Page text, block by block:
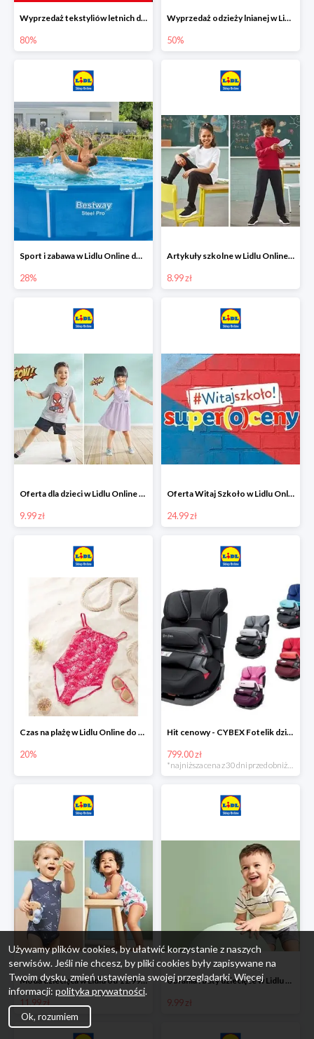
Wyprzedaż tekstyliów letnich dla dzieci w Lidlu Online do -80%
80%
Wyprzedaż odzieży lnianej w Lidlu Online do -50%
50%
Sport i zabawa w Lidlu Online do -28%
28%
Artykuły szkolne w Lidlu Online od 8,99 zł
8.99 zł
Oferta dla dzieci w Lidlu Online od 9,99 zł
9.99 zł
Oferta Witaj Szkoło w Lidlu Online od 24,99 zł
24.99 zł
Czas na plażę w Lidlu Online do -20%
20%
Hit cenowy - CYBEX Fotelik dziecięcy samochodowy Pallasfix grupa I-III, 9-36 kg
799.00 zł
Moda dziecięca w Lidlu od 11.99 zł
11.99 zł
Ubrania i buty dziecięce w Lidlu Online od 9,99 zł
9.99 zł
Używamy plików cookies, by ułatwić korzystanie z naszych
serwisów. Jeśli nie chcesz, by pliki cookies były zapisywane na
Twoim dysku, zmień ustawienia swojej przeglądarki. Więcej
informacji: polityka prywatności.
Ok, rozumiem